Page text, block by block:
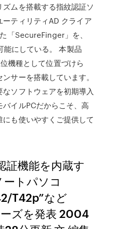
ムを搭載する指紋認証ソ
ティリティAD クライア
「SecureFinger」を、
能にしている。 本製品
機種として位置づけら
サーを搭載しています。
ソフトウェアを初期導入
イルPCだからこそ、高
も使いやすくご提供して
証機能を内蔵す
トパソコ
T42p”など
ズを発表 2004